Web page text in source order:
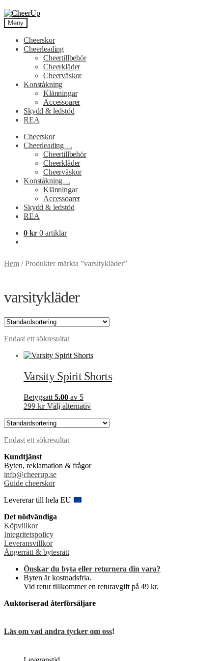
Hoppa
till
navigering
Hoppa
till
innehåll
Meny
Cheerskor
Cheerleading
Cheertillbehör
Cheerkläder
Cheerväskor
Konståkning
Klänningar
Accessoarer
Skydd & ledstöd
REA
Cheerskor
Cheerleading
Expandera
undermeny
Cheertillbehör
Cheerkläder
Cheerväskor
Konståkning
Expandera
undermeny
Klänningar
Accessoarer
Skydd & ledstöd
REA
0 kr 0 artiklar
Hem /Produkter märkta ”varsitykläder”
varsitykläder
Endast ett sökresultat
Varsity Spirit Shorts
Betygsatt 5.00 av 5
299 kr Välj alternativDen
produkten
olika
Endast ett sökresultat
Kundtjänst
Byten, reklamation & frågor
info@cheerup.se
Guide cheerskor
Levererar till hela EU
Det nödvändiga
Köpvillkor
Integritetspolicy
Leveransvillkor
Ångerrätt & bytesrätt
Önskar du byta eller returnera din vara?
Byten är kostnadsfria.
Vid retur tillkommer en returavgift på 49 kr.
Auktoriserad återförsäljare
Läs om vad andra tycker om oss!